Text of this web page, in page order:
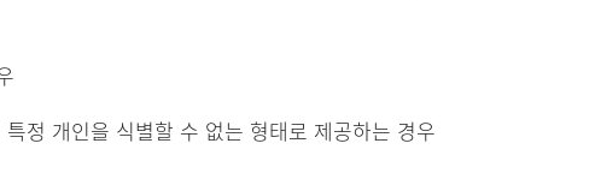
정 개인을 식별할 수 없는 형태로 제공하는 경우